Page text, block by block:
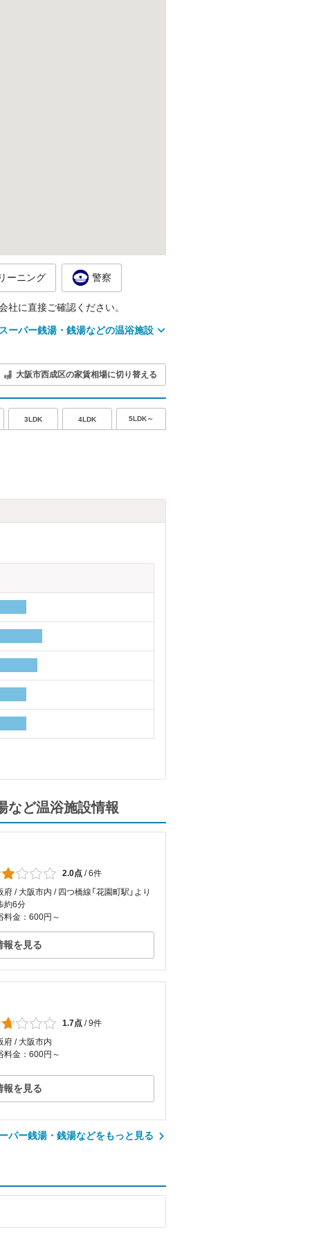
ーニング 警察
に直接ご確認ください。
ーパー銭湯・銭湯などの温浴施設
大阪市西成区の家賃相場に切り替える
3LDK 4LDK 5LDK～
など温浴施設情報
2.0点 /6件
府 / 大阪市内 / 四つ橋線「花園町駅」より
約6分
料金：600円～
報を見る
1.7点 /9件
府 / 大阪市内
料金：600円～
報を見る
パー銭湯・銭湯などをもっと見る